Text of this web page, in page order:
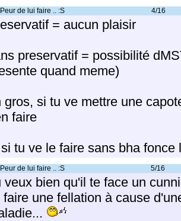
Peur de lui faire .. :S 4/16
= aucun plaisir
preservatif = possibilité
quand meme)
gros, si tu ve mettre une
faire
tu ve le faire sans bha fonce
Peur de lui faire .. :S 5/16
veux bien qu'il te face un
faire une fellation à cause